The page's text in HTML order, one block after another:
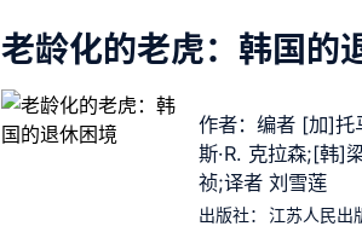
老龄化的老虎：韩国的
作者：编者 [加]托
斯·R. 克拉森;[韩]
祯;译者 刘雪莲
出版社：
江苏人民出